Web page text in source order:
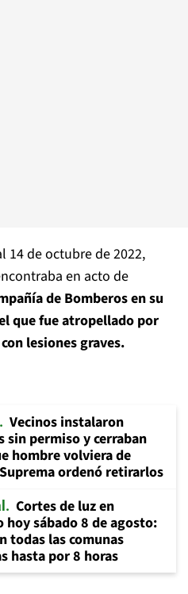
14 de octubre de 2022,
en acto de
de Bomberos en su
que fue atropellado por
lesiones graves.
Vecinos instalaron
sin permiso y cerraban
hombre volviera de
ordenó retirarlos
Cortes de luz en
hoy sábado 8 de agosto:
todas las comunas
hasta por 8 horas